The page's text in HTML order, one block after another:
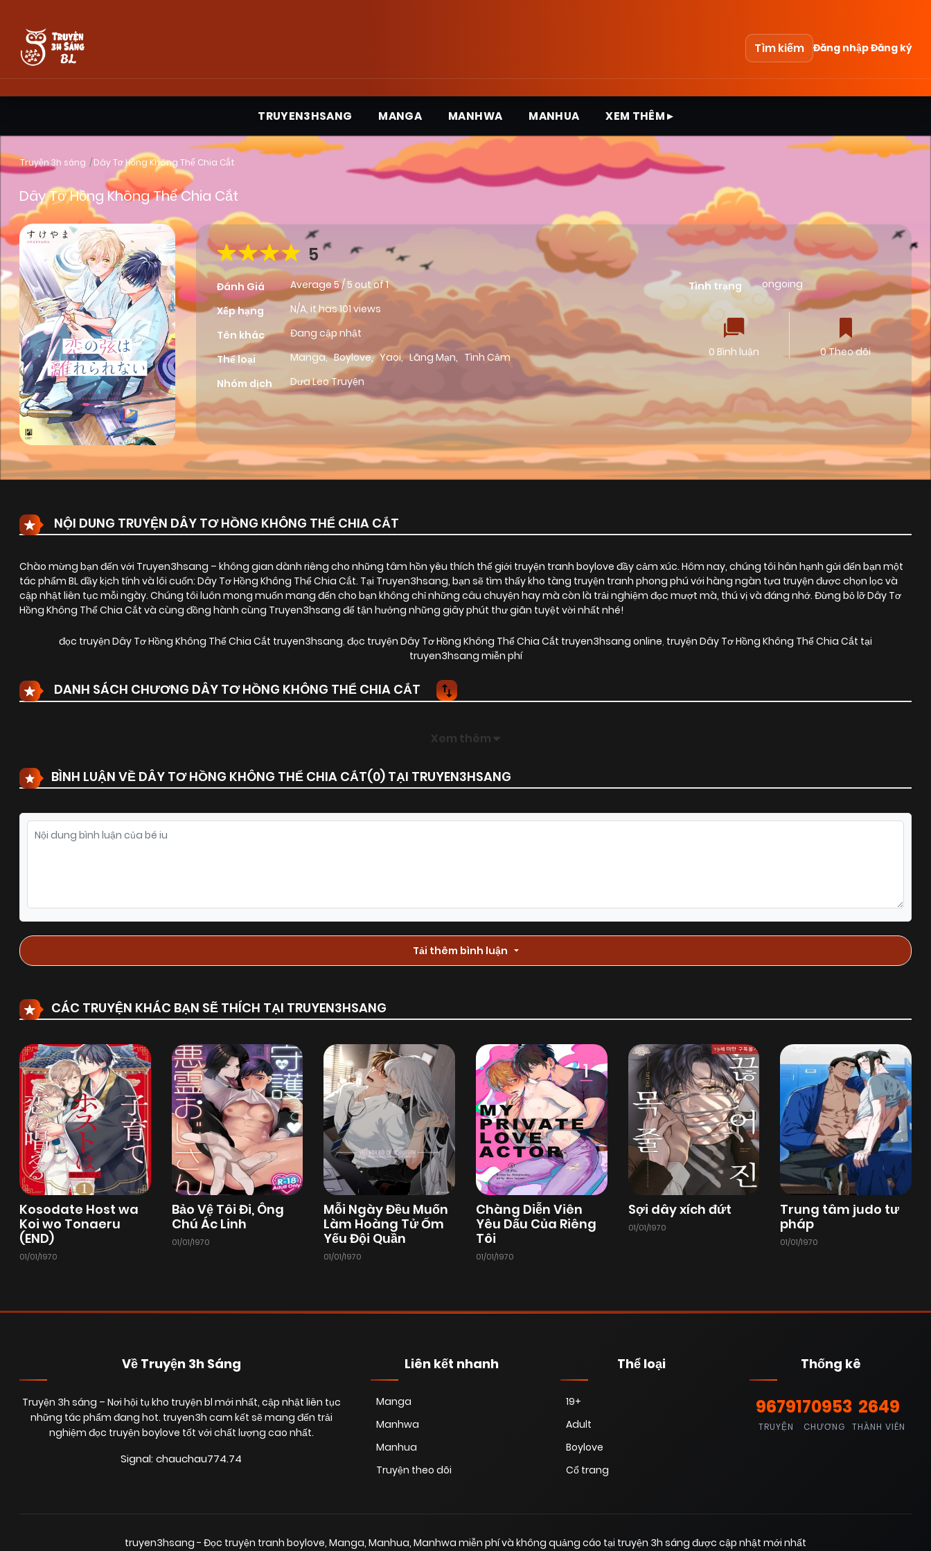
Tìm kiếm Đăng nhậpĐăng ký
TRUYEN3HSANG MANGA MANHWA MANHUA XEM THÊM ▸
Truyện 3h sáng Dây Tơ Hồng Không Thể Chia Cắt
Dây Tơ Hồng Không Thể Chia Cắt
5
Đánh Giá Average 5/ 5 out of1
Xếp hạng
N/A, it has 101 views
Tên khác
Đang cập nhật
Thể loại
Manga, Boylove, Yaoi, Lãng Mạn, Tình Cảm
Nhóm dịch
Dưa Leo Truyện
Tình trạng ongoing
0 Bình luận 0 Theo dõi
NỘI DUNG TRUYỆN DÂY TƠ HỒNG KHÔNG THỂ CHIA CẮT
Chào mừng bạn đến với Truyen3hsang – không gian dành riêng cho những tâm hồn yêu thích thế giới truyện tranh boylove đầy cảm xúc. Hôm nay, chúng tôi hân hạnh gửi đến bạn một
tác phẩm BL đầy kịch tính và lôi cuốn: Dây Tơ Hồng Không Thể Chia Cắt. Tại Truyen3hsang, bạn sẽ tìm thấy kho tàng truyện tranh phong phú với hàng ngàn tựa truyện được chọn lọc và
cập nhật liên tục mỗi ngày. Chúng tôi luôn mong muốn mang đến cho bạn không chỉ những câu chuyện hay mà còn là trải nghiệm đọc mượt mà, thú vị và đáng nhớ. Đừng bỏ lỡ Dây Tơ
Hồng Không Thể Chia Cắt và cùng đồng hành cùng Truyen3hsang để tận hưởng những giây phút thư giãn tuyệt vời nhất nhé!
đọc truyện Dây Tơ Hồng Không Thể Chia Cắt truyen3hsang, đọc truyện Dây Tơ Hồng Không Thể Chia Cắt truyen3hsang online, truyện Dây Tơ Hồng Không Thể Chia Cắt tại
truyen3hsang miễn phí
DANH SÁCH CHƯƠNG DÂY TƠ HỒNG KHÔNG THỂ CHIA CẮT
Xem thêm
BÌNH LUẬN VỀ DÂY TƠ HỒNG KHÔNG THỂ CHIA CẮT(0) TẠI TRUYEN3HSANG
Tải thêm bình luận
CÁC TRUYỆN KHÁC BẠN SẼ THÍCH TẠI TRUYEN3HSANG
Kosodate Host wa
Koi wo Tonaeru
(END)
01/01/1970
Bảo Vệ Tôi Đi, Ông
Chú Ác Linh
01/01/1970
Mỗi Ngày Đều Muốn
Làm Hoàng Tử Ốm
Yếu Đội Quần
01/01/1970
Chàng Diễn Viên
Yêu Dấu Của Riêng
Tôi
01/01/1970
Sợi dây xích đứt
01/01/1970
Trung tâm judo tư
pháp
01/01/1970
Về Truyện 3h Sáng
Truyện 3h sáng – Nơi hội tụ kho truyện bl mới nhất, cập nhật liên tục
những tác phẩm đang hot. truyen3h cam kết sẽ mang đến trải
nghiệm đọc truyện boylove tốt với chất lượng cao nhất.
Signal: chauchau774.74
Liên kết nhanh
Manga
Manhwa
Manhua
Truyện theo dõi
Thể loại
19+
Adult
Boylove
Cổ trang
Thống kê
9679
TRUYỆN
170953
CHƯƠNG
2649
THÀNH VIÊN
truyen3hsang - Đọc truyện tranh boylove, Manga, Manhua, Manhwa miễn phí và không quảng cáo tại truyện 3h sáng được cập nhật mới nhất